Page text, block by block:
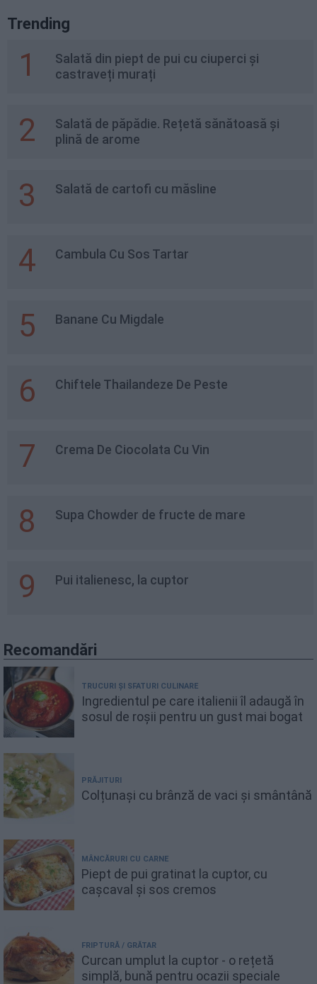
Trending
1
Salată din piept de pui cu ciuperci și
castraveți murați
2
Salată de păpădie. Rețetă sănătoasă și
plină de arome
3 Salată de cartofi cu măsline
4 Cambula Cu Sos Tartar
5 Banane Cu Migdale
6 Chiftele Thailandeze De Peste
7 Crema De Ciocolata Cu Vin
8 Supa Chowder de fructe de mare
9 Pui italienesc, la cuptor
Recomandări
TRUCURI ȘI SFATURI CULINARE
Ingredientul pe care italienii îl adaugă în
sosul de roșii pentru un gust mai bogat
PRĂJITURI
Colțunași cu brânză de vaci și smântână
MÂNCĂRURI CU CARNE
Piept de pui gratinat la cuptor, cu
cașcaval și sos cremos
FRIPTURĂ / GRĂTAR
Curcan umplut la cuptor - o rețetă
simplă, bună pentru ocazii speciale